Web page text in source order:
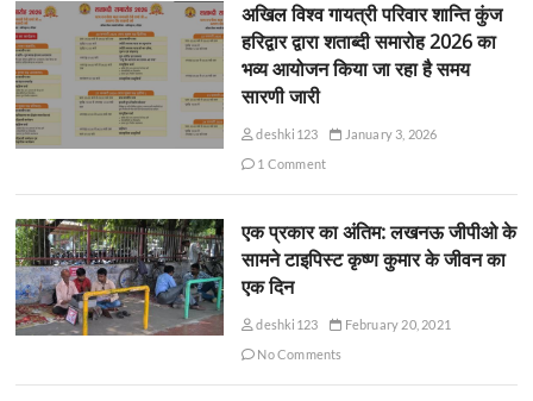
अखिल विश्व गायत्री परिवार शान्ति कुंज
हरिद्वार द्वारा शताब्दी समारोह 2026 का
भव्य आयोजन किया जा रहा है समय
सारणी जारी
deshki123
January 3, 2026
1 Comment
एक प्रकार का अंतिम: लखनऊ जीपीओ के
सामने टाइपिस्ट कृष्ण कुमार के जीवन का
एक दिन
deshki123
February 20, 2021
No Comments